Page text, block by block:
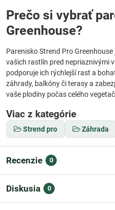
Prečo si vybrať
Greenhouse?
Parenisko Strend Pro
vašich rastlín pred nepriaznivými
podporuje ich rýchlejší rast a
záhrady, balkóny či terasy a
vaše plodiny počas celého
Viac z kategórie
Strend pro Záhrada
Recenzie 0
Diskusia 0